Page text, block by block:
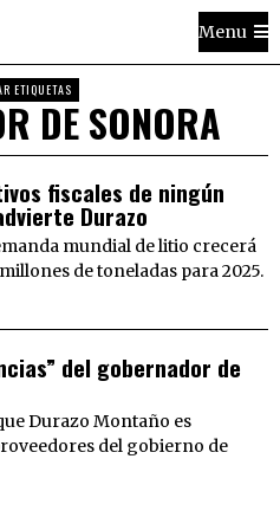
Menu
ETIQUETAS
DE SONORA
fiscales de ningún
Durazo
mundial de litio crecerá
de toneladas para 2025.
del gobernador de
Durazo Montaño es
del gobierno de